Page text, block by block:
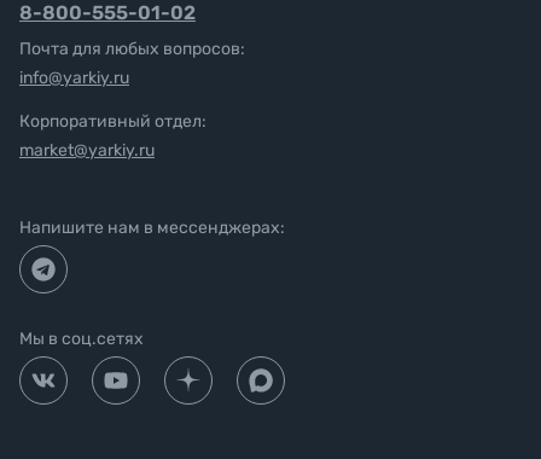
8-800-555-01-02
Почта для любых вопросов:
info@yarkiy.ru
Корпоративный отдел:
market@yarkiy.ru
Напишите нам в мессенджерах:
Мы в соц.сетях